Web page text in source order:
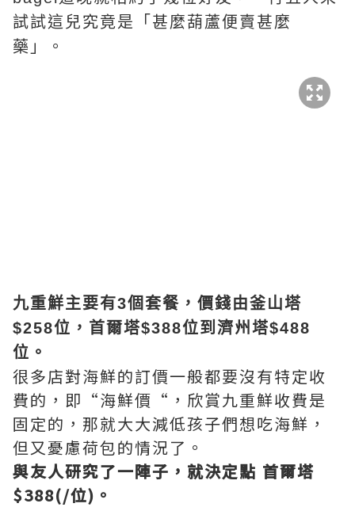
試試這兒究竟是「甚麼葫蘆便賣甚麼
藥」。
九重鮮主要有3個套餐，價錢由釜山塔
$258位，首爾塔$388位到濟州塔$488
位。
很多店對海鮮的訂價一般都要沒有特定收
費的，即“海鮮價“，欣賞九重鮮收費是
固定的，那就大大減低孩子們想吃海鮮，
但又憂慮荷包的情況了。
與友人研究了一陣子，就決定點 首爾塔
$388(/位)。